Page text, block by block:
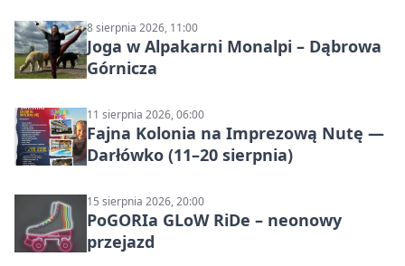
8 sierpnia 2026, 11:00
Joga w Alpakarni Monalpi – Dąbrowa
Górnicza
11 sierpnia 2026, 06:00
Fajna Kolonia na Imprezową Nutę —
Darłówko (11–20 sierpnia)
15 sierpnia 2026, 20:00
PoGORIa GLoW RiDe – neonowy
przejazd